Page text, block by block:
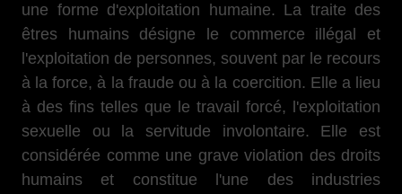
une forme d'exploitation humaine. La traite des
êtres humains désigne le commerce illégal et
l'exploitation de personnes, souvent par le recours
à la force, à la fraude ou à la coercition. Elle a lieu
à des fins telles que le travail forcé, l'exploitation
sexuelle ou la servitude involontaire. Elle est
considérée comme une grave violation des droits
humains et constitue l'une des industries